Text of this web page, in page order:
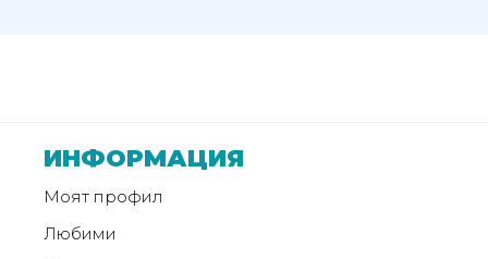
ИНФОРМАЦИЯ
Моят профил
Любими